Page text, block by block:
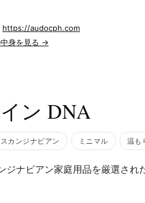
https://audocph.com
身を見る →
ン DNA
スカンジナビアン ミニマル 温も
ジナビアン家庭用品を厳選され